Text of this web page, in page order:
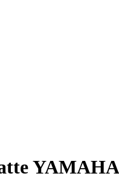
YAMAHA